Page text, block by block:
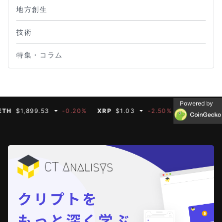
地方創生
技術
特集・コラム
-0.20% XRP $1.03 -2.50% BNB $591.35
Powered by